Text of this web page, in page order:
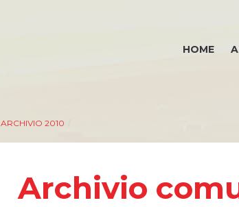
HOME
ARCHIVIO 2010
Archivio